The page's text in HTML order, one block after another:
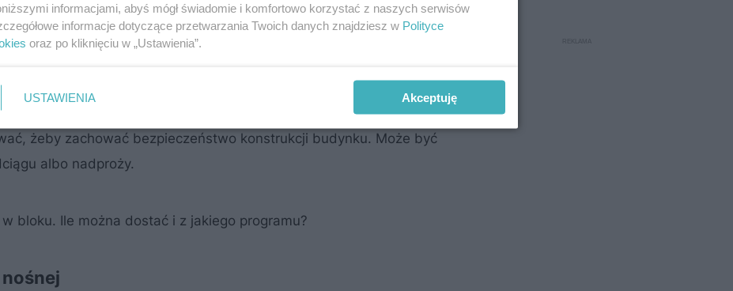
lub inżyniera z uprawnieniami konstruktora, który przygotuje
odpowiednich obliczeń konstrukcji, żeby sprawdzić, czy jest
żeby zachować bezpieczeństwo konstrukcji budynku. Może być
albo nadproży.
bloku. Ile można dostać i z jakiego programu?
informacjami, abyś mógł świadomie i komfortowo korzystać z naszych serwisów
informacje dotyczące przetwarzania Twoich danych znajdziesz w Polityce
oraz po kliknięciu w „Ustawienia”.
USTAWIENIA Akceptuję